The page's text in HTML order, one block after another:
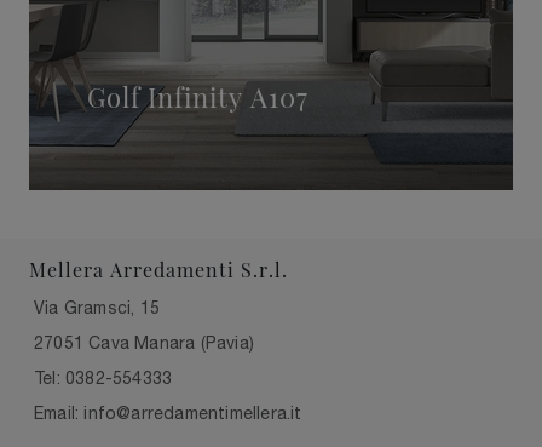
Golf Infinity A107
Mellera Arredamenti S.r.l.
Via Gramsci, 15
27051 Cava Manara (Pavia)
Tel: 0382-554333
Email: info@arredamentimellera.it